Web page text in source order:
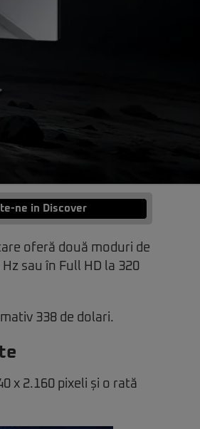
ne in Discover
oferă două moduri de
sau în Full HD la 320
338 de dolari.
x 2.160 pixeli și o rată